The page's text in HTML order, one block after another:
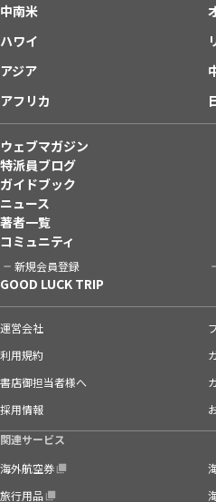
中南米
ハワイ
アジア
アフリカ
ウェブマガジン
特派員ブログ
ガイドブック
ニュース
著者一覧
コミュニティ
新規会員登録
GOOD LUCK TRIP
運営会社
利用規約
書店御担当者様へ
採用情報
関連サービス
海外航空券
旅行用品